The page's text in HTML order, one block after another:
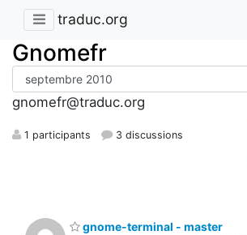
traduc.org
Gnomefr
gnomefr@traduc.org
1 participants 3 discussions
gnome-terminal - master